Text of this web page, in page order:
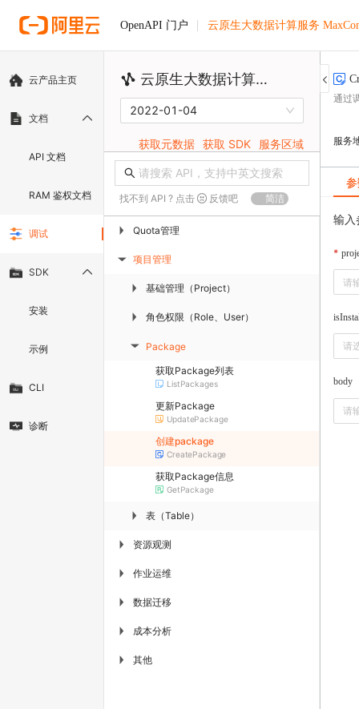
OpenAPI 门户 云原生大数据计算服务
云产品主页
文档
API 文档
RAM 鉴权文档
调试
SDK
安装
示例
CLI
诊断
云原生大数据计算服务 MaxCompute
2022-01-04
获取元数据 获取 SDK 服务区域
找不到 API ? 点击 反馈吧 简洁
▶ Quota管理
▶ 项目管理
▶ 基础管理（Project）
▶ 角色权限（Role、User）
▶ Package
获取Package列表
ListPackages
更新Package
UpdatePackage
创建package
CreatePackage
获取Package信息
GetPackage
▶ 表（Table）
▶ 资源观测
▶ 作业运维
▶ 数据迁移
▶ 成本分析
▶ 其他
通过
服务
输入
请
body